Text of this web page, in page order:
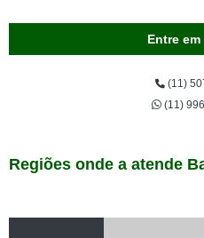
Entre
(11)
(11)
Regiões onde a atende